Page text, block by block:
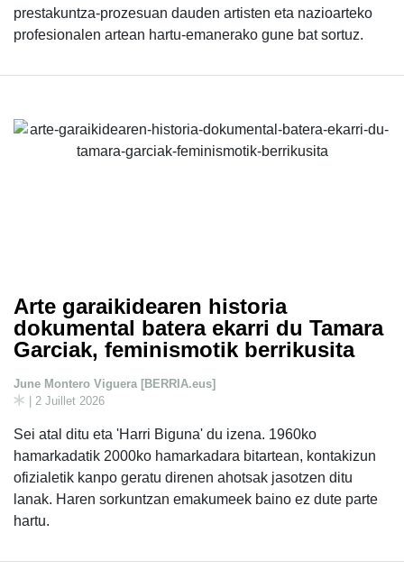
prestakuntza-prozesuan dauden artisten eta nazioarteko
profesionalen artean hartu-emanerako gune bat sortuz.
Arte garaikidearen historia
dokumental batera ekarri du Tamara
Garciak, feminismotik berrikusita
June Montero Viguera [BERRIA.eus]
| 2 Juillet 2026
Sei atal ditu eta 'Harri Biguna' du izena. 1960ko
hamarkadatik 2000ko hamarkadara bitartean, kontakizun
ofizialetik kanpo geratu direnen ahotsak jasotzen ditu
lanak. Haren sorkuntzan emakumeek baino ez dute parte
hartu.